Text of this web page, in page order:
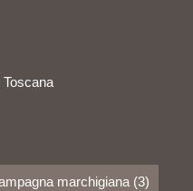
marchigiana (3)